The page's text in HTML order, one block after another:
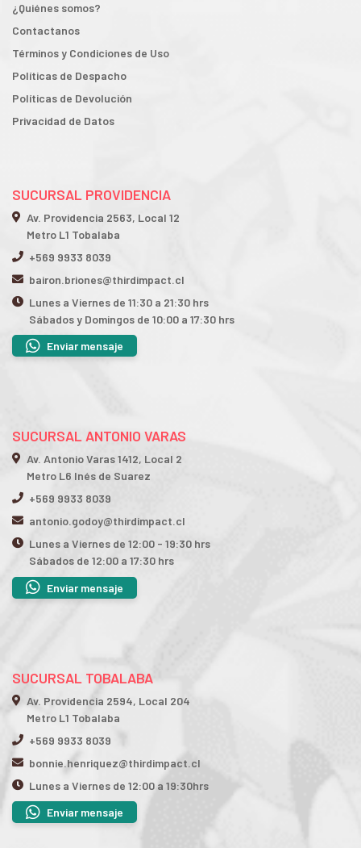
¿Quiénes somos?
Contactanos
Términos y Condiciones de Uso
Políticas de Despacho
Políticas de Devolución
Privacidad de Datos
SUCURSAL PROVIDENCIA
Av. Providencia 2563, Local 12
Metro L1 Tobalaba
+569 9933 8039
bairon.briones@thirdimpact.cl
Lunes a Viernes de 11:30 a 21:30 hrs
Sábados y Domingos de 10:00 a 17:30 hrs
Enviar mensaje
SUCURSAL ANTONIO VARAS
Av. Antonio Varas 1412, Local 2
Metro L6 Inés de Suarez
+569 9933 8039
antonio.godoy@thirdimpact.cl
Lunes a Viernes de 12:00 - 19:30 hrs
Sábados de 12:00 a 17:30 hrs
Enviar mensaje
SUCURSAL TOBALABA
Av. Providencia 2594, Local 204
Metro L1 Tobalaba
+569 9933 8039
bonnie.henriquez@thirdimpact.cl
Lunes a Viernes de 12:00 a 19:30hrs
Enviar mensaje